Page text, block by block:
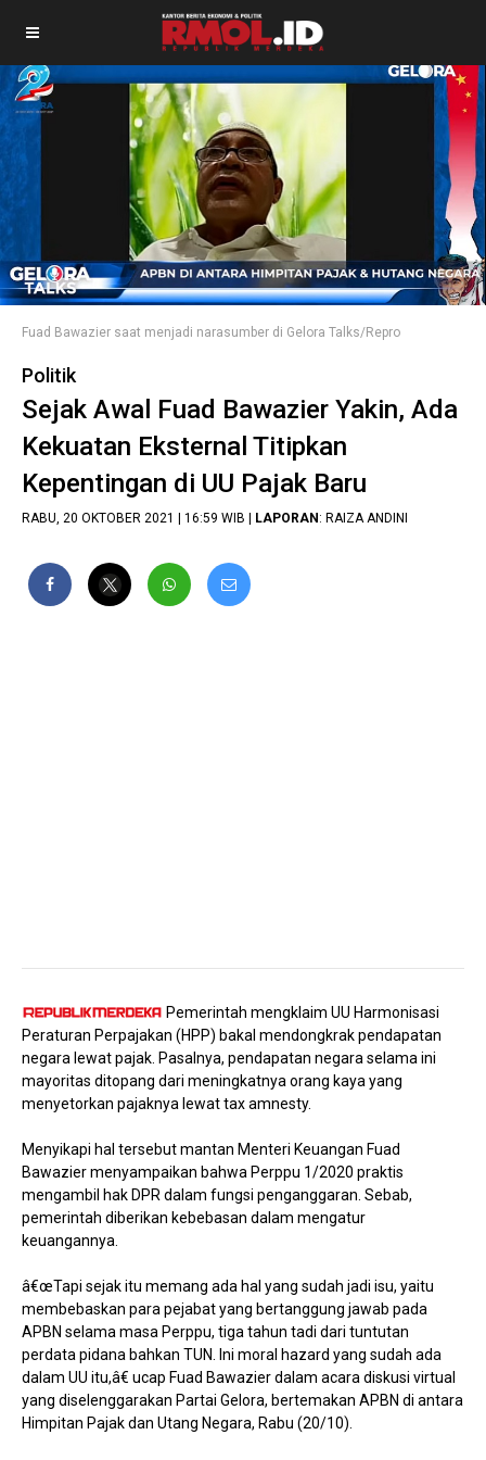
Fuad Bawazier saat menjadi narasumber di Gelora Talks/Repro
Politik
Sejak Awal Fuad Bawazier Yakin, Ada
Kekuatan Eksternal Titipkan
Kepentingan di UU Pajak Baru
RABU, 20 OKTOBER 2021 | 16:59 WIB | LAPORAN: RAIZA ANDINI
Pemerintah mengklaim UU Harmonisasi
Peraturan Perpajakan (HPP) bakal mendongkrak pendapatan
negara lewat pajak. Pasalnya, pendapatan negara selama ini
mayoritas ditopang dari meningkatnya orang kaya yang
menyetorkan pajaknya lewat tax amnesty.
Menyikapi hal tersebut mantan Menteri Keuangan Fuad
Bawazier menyampaikan bahwa Perppu 1/2020 praktis
mengambil hak DPR dalam fungsi penganggaran. Sebab,
pemerintah diberikan kebebasan dalam mengatur
keuangannya.
â€œTapi sejak itu memang ada hal yang sudah jadi isu, yaitu
membebaskan para pejabat yang bertanggung jawab pada
APBN selama masa Perppu, tiga tahun tadi dari tuntutan
perdata pidana bahkan TUN. Ini moral hazard yang sudah ada
dalam UU itu,â€ ucap Fuad Bawazier dalam acara diskusi virtual
yang diselenggarakan Partai Gelora, bertemakan APBN di antara
Himpitan Pajak dan Utang Negara, Rabu (20/10).